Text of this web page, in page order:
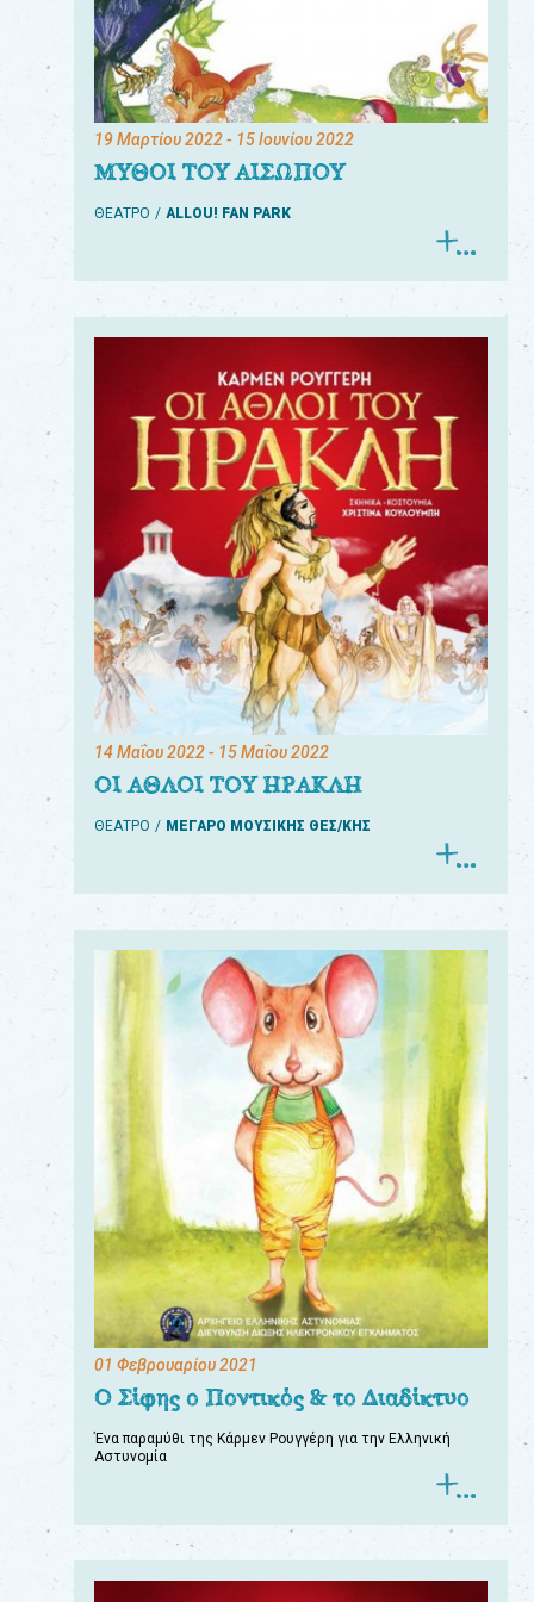
19 Μαρτίου 2022- 15 Ιουνίου 2022
ΜΥΘΟΙ ΤΟΥ ΑΙΣΩΠΟΥ
ΘΕΑΤΡΟ ALLOU! FAN PARK
14 Μαΐου 2022- 15 Μαΐου 2022
ΟΙ ΑΘΛΟΙ ΤΟΥ ΗΡΑΚΛΗ
ΘΕΑΤΡΟ ΜΕΓΑΡΟ ΜΟΥΣΙΚΗΣ ΘΕΣ/ΚΗΣ
01 Φεβρουαρίου 2021
Ο Σίφης ο Ποντικός & το Διαδίκτυο
Ένα παραμύθι της Κάρμεν Ρουγγέρη για την Ελληνική
Αστυνομία